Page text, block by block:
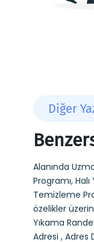
Diğer
Alanında
Programı,
Temizleme
özelikler
Yıkama
Adresi , Adres